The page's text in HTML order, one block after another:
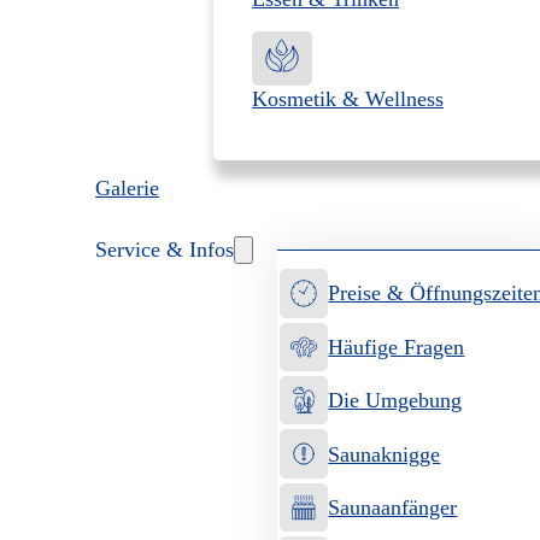
Kosmetik & Wellness
Galerie
Service & Infos
Preise &
Häufige Fragen
Die Umgebung
Saunaknigge
Saunaanfänger